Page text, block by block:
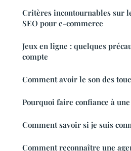
Critères incontournables sur
SEO pour e-commerce
Jeux en ligne : quelques
compte
Comment avoir le son des
Pourquoi faire confiance à une
Comment savoir si je suis
Comment reconnaître une